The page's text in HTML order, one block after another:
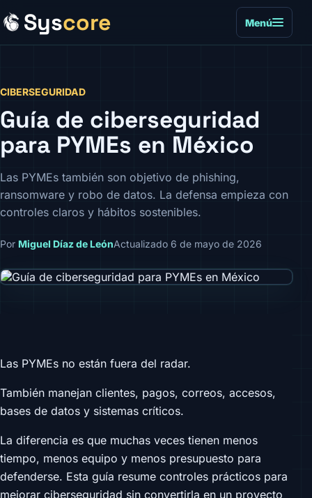
Syscore Menú
CIBERSEGURIDAD
Guía de ciberseguridad
para PYMEs en México
Las PYMEs también son objetivo de phishing,
ransomware y robo de datos. La defensa empieza con
controles claros y hábitos sostenibles.
Por Miguel Díaz de LeónActualizado 6 de mayo de 2026
Las PYMEs no están fuera del radar.
También manejan clientes, pagos, correos, accesos,
bases de datos y sistemas críticos.
La diferencia es que muchas veces tienen menos
tiempo, menos equipo y menos presupuesto para
defenderse. Esta guía resume controles prácticos para
mejorar ciberseguridad sin convertirla en un proyecto